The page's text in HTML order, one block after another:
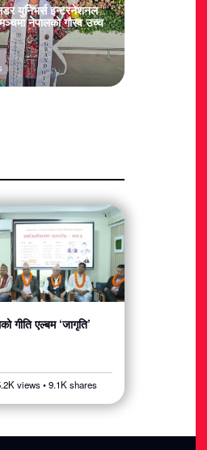
युनिभर्स इन्टरनेशनल
नेपालको गौरव उच्च
गीति एल्बम ‘जागृति’
views • 9.1K shares